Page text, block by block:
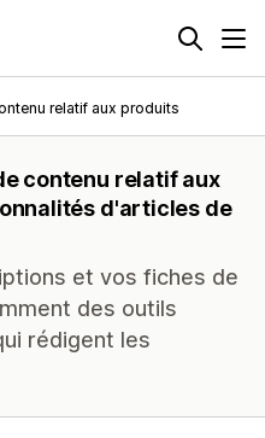
relatif aux produits
contenu relatif aux
d'articles de
et vos fiches de
des outils
rédigent les